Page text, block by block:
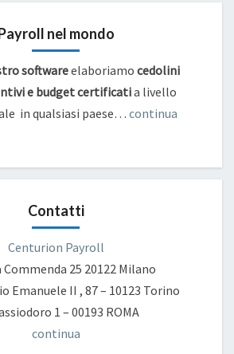
nel mondo
softwareelaboriamo cedolini
e budget certificatia livello
in qualsiasi paese…continua
Contatti
Centurion Payroll
Commenda 25 20122 Milano
Emanuele II , 87 – 10123 Torino
1 – 00193 ROMA
continua